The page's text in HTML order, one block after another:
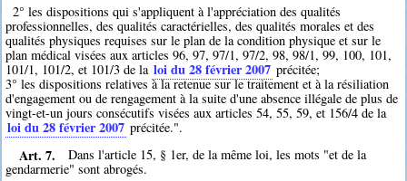
2° les dispositions qui s'appliquent à l'appréciation des qualités
professionnelles, des qualités caractérielles, des qualités morales et des
qualités physiques requises sur le plan de la condition physique et sur le
plan médical visées aux articles 96, 97, 97/1, 97/2, 98, 98/1, 99, 100, 101,
101/1, 101/2, et 101/3 de la loi du 28 février 2007 précitée;
3° les dispositions relatives à la retenue sur le traitement et à la résiliation
d'engagement ou de rengagement à la suite d'une absence illégale de plus de
vingt-et-un jours consécutifs visées aux articles 54, 55, 59, et 156/4 de la
loi du 28 février 2007 précitée.".
Art. 7.
Dans l'article 15, § 1er, de la même loi, les mots "et de la
gendarmerie" sont abrogés.